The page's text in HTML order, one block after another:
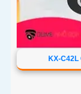
KX-C42L